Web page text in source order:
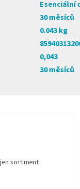
Esenciální
30 měsíců
0.043 kg
0,043
30 měsíců
sortiment